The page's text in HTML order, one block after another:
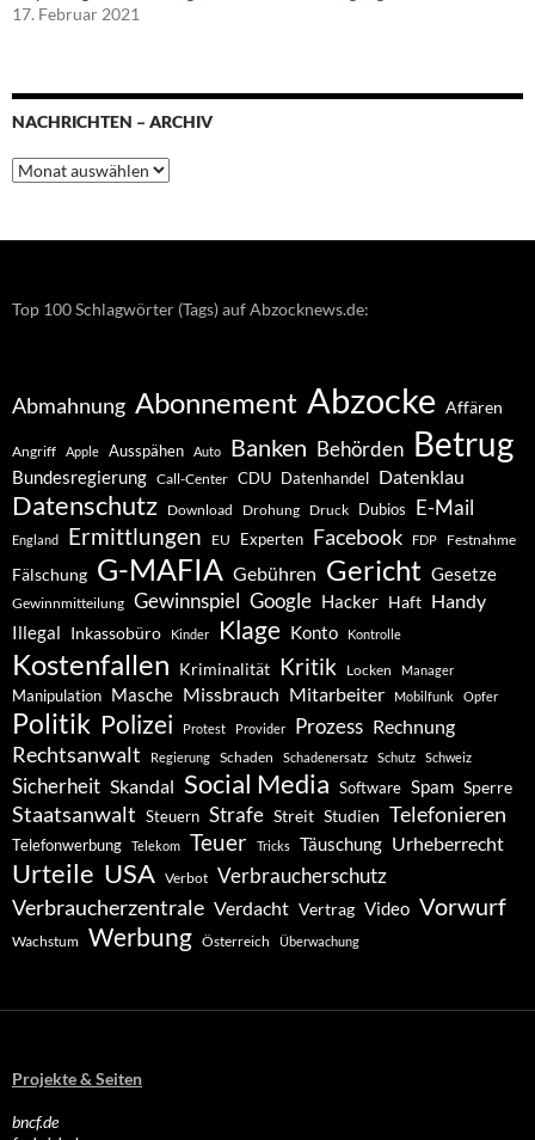
17. Februar 2021
NACHRICHTEN – ARCHIV
Nachrichten
–
Top 100 Schlagwörter (Tags) auf Abzocknews.de:
Abmahnung Abonnement Abzocke Affären
Angriff Apple Ausspähen Auto Banken Behörden Betrug
Bundesregierung Call-Center CDU Datenhandel Datenklau
Datenschutz Download Drohung Druck Dubios E-Mail
England Ermittlungen EU Experten Facebook FDP Festnahme
Fälschung G-MAFIA Gebühren Gericht Gesetze
Gewinnmitteilung Gewinnspiel Google Hacker Haft Handy
Illegal Inkassobüro Kinder Klage Konto Kontrolle
Kostenfallen Kriminalität Kritik Locken Manager
Manipulation Masche Missbrauch Mitarbeiter Mobilfunk Opfer
Politik Polizei Protest Provider Prozess Rechnung
Rechtsanwalt Regierung Schaden Schadenersatz Schutz Schweiz
Sicherheit Skandal Social Media Software Spam Sperre
Staatsanwalt Steuern Strafe Streit Studien Telefonieren
Telefonwerbung Telekom Teuer Tricks Täuschung Urheberrecht
Urteile USA Verbot Verbraucherschutz
Verbraucherzentrale Verdacht Vertrag Video Vorwurf
Wachstum Werbung Österreich Überwachung
Projekte & Seiten
bncf.de